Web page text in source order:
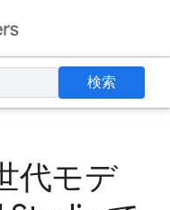
検索
代モデ